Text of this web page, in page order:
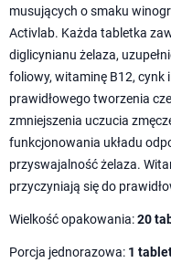
musujących o smaku
Activlab. Każda tabletka
diglicynianu żelaza,
foliowy, witaminę B12, cynk
prawidłowego tworzenia
zmniejszenia uczucia
funkcjonowania układu
przyswajalność żelaza.
przyczyniają się do
Wielkość opakowania:20
Porcja jednorazowa: 1